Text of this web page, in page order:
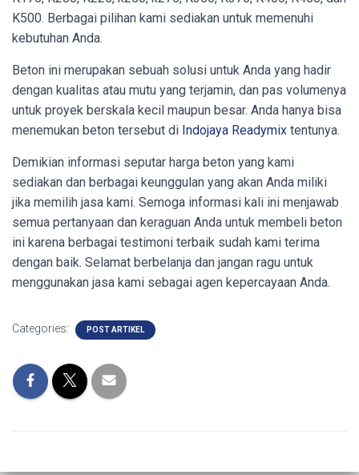
K500. Berbagai pilihan kami sediakan untuk memenuhi
kebutuhan Anda.
Beton ini merupakan sebuah solusi untuk Anda yang hadir
dengan kualitas atau mutu yang terjamin, dan pas volumenya
untuk proyek berskala kecil maupun besar. Anda hanya bisa
menemukan beton tersebut di Indojaya Readymix tentunya.
Demikian informasi seputar harga beton yang kami
sediakan dan berbagai keunggulan yang akan Anda miliki
jika memilih jasa kami. Semoga informasi kali ini menjawab
semua pertanyaan dan keraguan Anda untuk membeli beton
ini karena berbagai testimoni terbaik sudah kami terima
dengan baik. Selamat berbelanja dan jangan ragu untuk
menggunakan jasa kami sebagai agen kepercayaan Anda.
Categories: POST ARTIKEL